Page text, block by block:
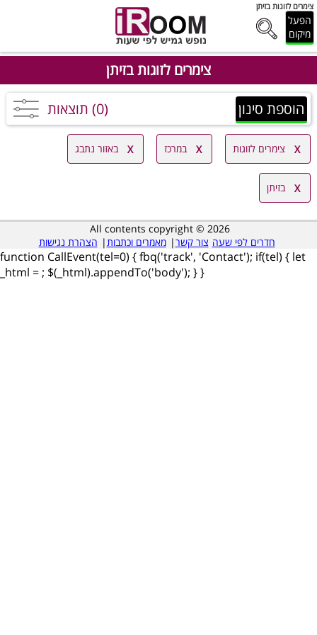
צימרים לזוגות בזיתן
הפעל
מיקום
צימרים לזוגות בזיתן
הוספת סינון (0) תוצאות
צימרים לזוגות במרכז באזור נתבג
בזיתן
All contents copyright © 2026
חדרים לפי שעה צור קשר| מאמרים וכתבות| הצהרת נגישות
function CallEvent(tel=0) { fbq('track', 'Contact'); if(tel) { let
_html = ; $(_html).appendTo('body'); } }